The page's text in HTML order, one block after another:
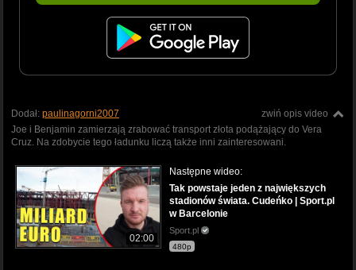
zwiń opis video
Dodał: paulinagorni2007
Joe i Benjamin zamierzają zrabować transport złota podążający do Vera
Cruz. Na zdobycie tego ładunku liczą także inni zainteresowani.
02:00
Następne wideo:
Tak powstaje jeden z największych
stadionów świata. Cudeńko | Sport.pl
w Barcelonie
Sport.pl
480p